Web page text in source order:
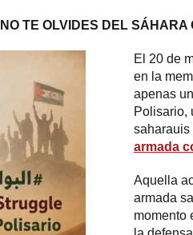
NO TE OLVIDES DEL SÁHARA
El 20 de
en la
apenas
Polisario,
saharauis
armada
Aquella
armada
momento